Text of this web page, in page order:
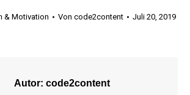
& Motivation Von code2content Juli 20, 2019
Autor: code2content